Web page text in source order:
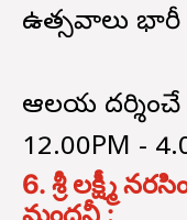
ఉత్సవాలు భారీ
ఆలయ దర్శించే
12.00PM -
6. శ్రీ లక్ష్మీ